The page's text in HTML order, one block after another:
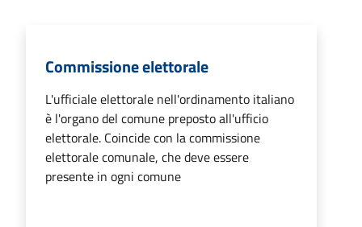
Commissione elettorale
L'ufficiale elettorale nell'ordinamento italiano
è l'organo del comune preposto all'ufficio
elettorale. Coincide con la commissione
elettorale comunale, che deve essere
presente in ogni comune